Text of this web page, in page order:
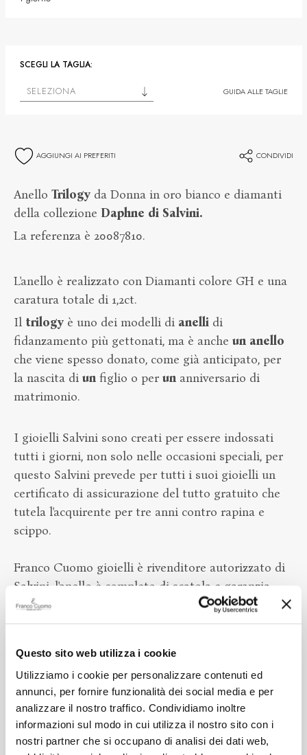
Questo sito web utilizza i cookie
Utilizziamo i cookie per personalizzare contenuti ed
annunci, per fornire funzionalità dei social media e per
analizzare il nostro traffico. Condividiamo inoltre
informazioni sul modo in cui utilizza il nostro sito con i
nostri partner che si occupano di analisi dei dati web,
SCEGLI LA TAGLIA:
SELEZIONA GUIDA ALLE TAGLIE
AGGIUNGI AI PREFERITI CONDIVIDI
Anello Trilogy da Donna in oro bianco e diamanti
della collezione Daphne di Salvini.
La referenza è 20087810.
L'anello è realizzato con Diamanti colore GH e una
caratura totale di 1,2ct.
Il trilogy è uno dei modelli di anelli di
fidanzamento più gettonati, ma è anche un anello
che viene spesso donato, come già anticipato, per
la nascita di un figlio o per un anniversario di
matrimonio.
I gioielli Salvini sono creati per essere indossati
tutti i giorni, non solo nelle occasioni speciali, per
questo Salvini prevede per tutti i suoi gioielli un
certificato di assicurazione del tutto gratuito che
tutela l'acquirente per tre anni contro rapina e
scippo.
Franco Cuomo gioielli è rivenditore autorizzato di
Salvini, l'anello è completo di scatola e garanzia
ufficiale.
Alla confezione regalo ci pensiamo noi
Altri prodotti Salvini